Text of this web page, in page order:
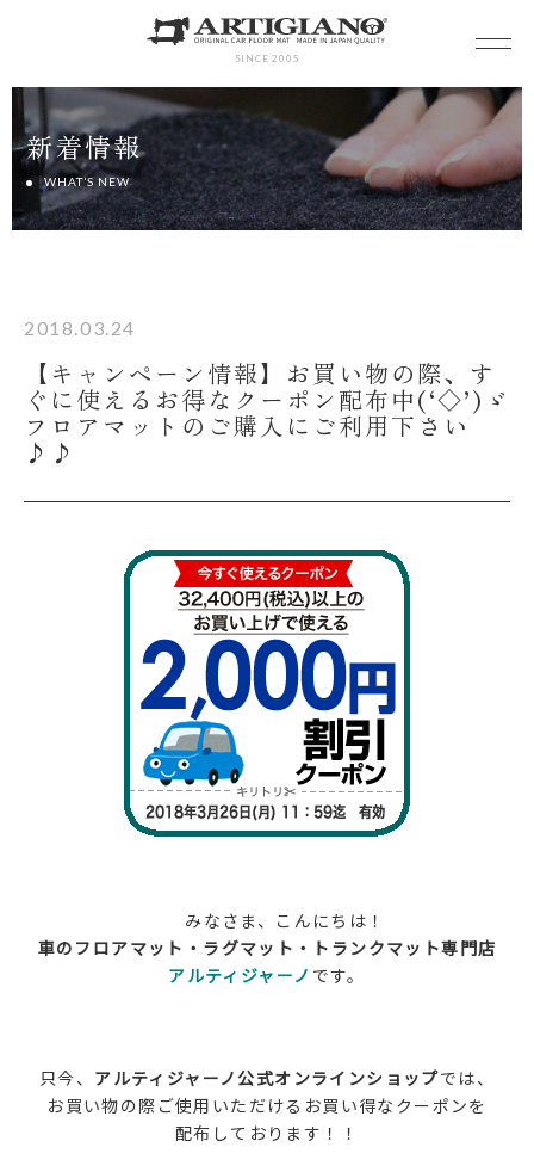
SINCE 2005
新着情報
WHAT’S NEW
2018.03.24
【キャンペーン情報】お買い物の際、す
ぐに使えるお得なクーポン配布中(‘◇’)ゞ
フロアマットのご購入にご利用下さい
♪♪
みなさま、こんにちは！
車のフロアマット・ラグマット・トランクマット専門店
アルティジャーノ です。
只今、 アルティジャーノ公式オンラインショップでは、
お買い物の際ご使用いただけるお買い得なクーポンを
配布しております！！